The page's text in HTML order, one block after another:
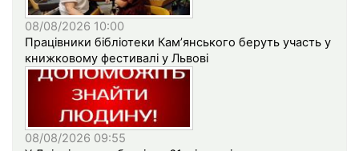
08/08/2026 10:00
Працівники бібліотеки Кам’янського беруть участь у
книжковому фестивалі у Львові
08/08/2026 09:55